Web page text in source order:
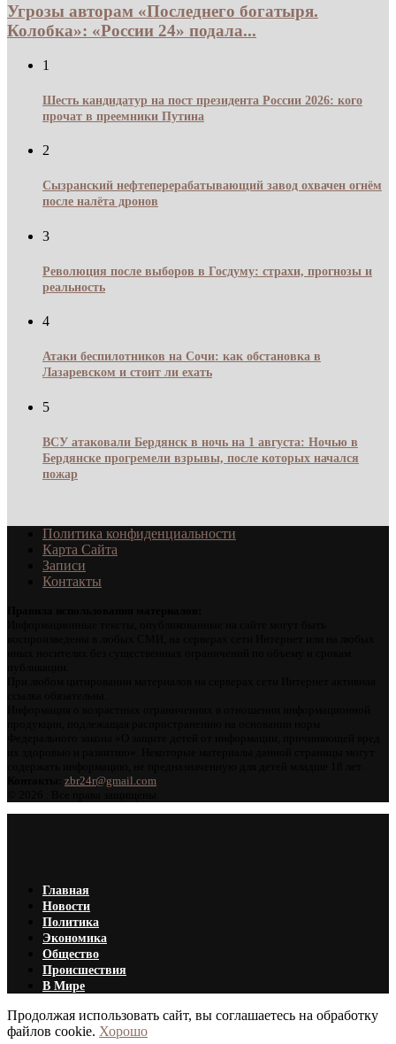
Угрозы авторам «Последнего богатыря.
Колобка»: «России 24» подала...
1
Шесть кандидатур на пост президента России 2026: кого
прочат в преемники Путина
2
Сызранский нефтеперерабатывающий завод охвачен огнём
после налёта дронов
3
Революция после выборов в Госдуму: страхи, прогнозы и
реальность
4
Атаки беспилотников на Сочи: как обстановка в
Лазаревском и стоит ли ехать
5
ВСУ атаковали Бердянск в ночь на 1 августа: Ночью в
Бердянске прогремели взрывы, после которых начался
пожар
Политика конфиденциальности
Карта Сайта
Записи
Контакты
zbr24r@gmail.com
Главная
Новости
Политика
Экономика
Общество
Происшествия
В Мире
Продолжая использовать сайт, вы соглашаетесь на обработку
файлов cookie. Хорошо